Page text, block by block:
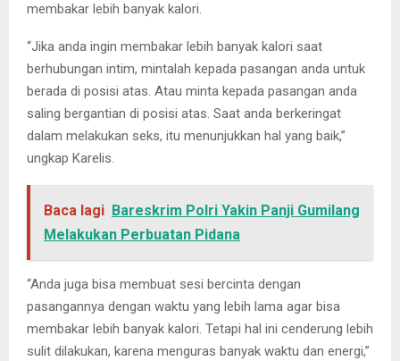
membakar lebih banyak kalori.
“Jika anda ingin membakar lebih banyak kalori saat
berhubungan intim, mintalah kepada pasangan anda untuk
berada di posisi atas. Atau minta kepada pasangan anda
saling bergantian di posisi atas. Saat anda berkeringat
dalam melakukan seks, itu menunjukkan hal yang baik,”
ungkap Karelis.
Baca lagi Bareskrim Polri Yakin Panji Gumilang
Melakukan Perbuatan Pidana
“Anda juga bisa membuat sesi bercinta dengan
pasangannya dengan waktu yang lebih lama agar bisa
membakar lebih banyak kalori. Tetapi hal ini cenderung lebih
sulit dilakukan, karena menguras banyak waktu dan energi,”